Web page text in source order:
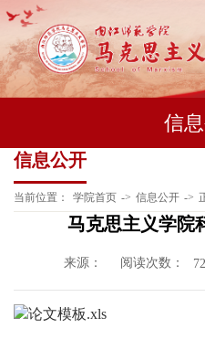
信
信息公开
当前位置： 学院首页 -> 信息公开 ->
马克思主义学院
来源： 阅读次数：
论文模板.xls